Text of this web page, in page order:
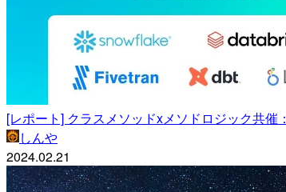
[レポート] クラスメソッドxメソドロジック共催
しんや
2024.02.21